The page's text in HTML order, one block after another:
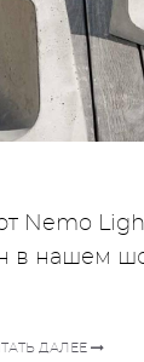
Nemo
в нашем
ДАЛЕЕ